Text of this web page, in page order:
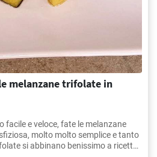
melanzane trifolate in
facile e veloce, fate le melanzane
molto molto semplice e tanto
si abbinano benissimo a ricette